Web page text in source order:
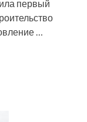
первый
…